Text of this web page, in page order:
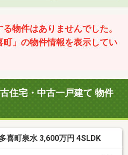
物件はありませんでした。
町」の物件情報を表示してい
住宅・中古一戸建て 物件
喜町泉水 3,600万円 4SLDK